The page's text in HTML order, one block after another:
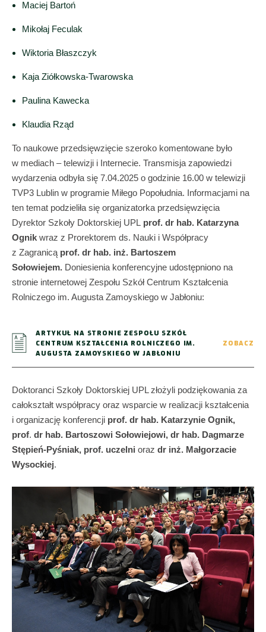
Maciej Bartoń
Mikołaj Feculak
Wiktoria Błaszczyk
Kaja Ziółkowska-Twarowska
Paulina Kawecka
Klaudia Rząd
To naukowe przedsięwzięcie szeroko komentowane było
w mediach – telewizji i Internecie. Transmisja zapowiedzi
wydarzenia odbyła się 7.04.2025 o godzinie 16.00 w telewizji
TVP3 Lublin w programie Miłego Popołudnia. Informacjami na
ten temat podzieliła się organizatorka przedsięwzięcia
Dyrektor Szkoły Doktorskiej UPL prof. dr hab. Katarzyna
Ognik wraz z Prorektorem ds. Nauki i Współpracy
z Zagranicą prof. dr hab. inż. Bartoszem
Sołowiejem. Doniesienia konferencyjne udostępniono na
stronie internetowej Zespołu Szkół Centrum Kształcenia
Rolniczego im. Augusta Zamoyskiego w Jabłoniu:
ARTYKUŁ NA STRONIE ZESPOŁU SZKÓŁ
CENTRUM KSZTAŁCENIA ROLNICZEGO IM.
AUGUSTA ZAMOYSKIEGO W JABŁONIU
ZOBACZ
Doktoranci Szkoły Doktorskiej UPL złożyli podziękowania za
całokształt współpracy oraz wsparcie w realizacji kształcenia
i organizację konferencji prof. dr hab. Katarzynie Ognik,
prof. dr hab. Bartoszowi Sołowiejowi, dr hab. Dagmarze
Stępień-Pyśniak, prof. uczelni oraz dr inż. Małgorzacie
Wysockiej.